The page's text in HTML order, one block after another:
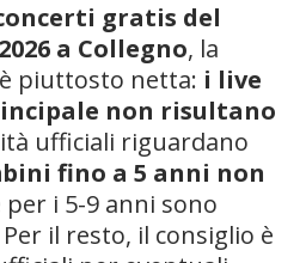
gratis del
a Collegno, la
piuttosto netta: i live
non risultano
ufficiali riguardano
fino a 5 anni non
i 5-9 anni sono
il resto, il consiglio è